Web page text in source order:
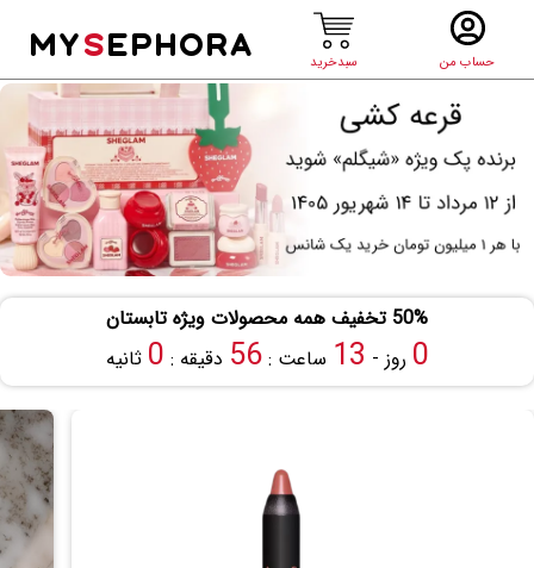
حساب من سبدخرید
MYSEPHORA
50% تخفیف همه محصولات ویژه تابستان
0روز -13 ساعت :55دقیقه :59ثانیه